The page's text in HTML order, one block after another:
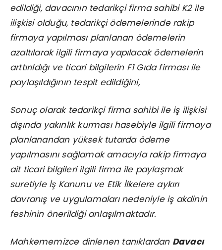
edildiği, davacının tedarikçi firma sahibi K2 ile
ilişkisi olduğu, tedarikçi ödemelerinde rakip
firmaya yapılması planlanan ödemelerin
azaltılarak ilgili firmaya yapılacak ödemelerin
arttırıldığı ve ticari bilgilerin F1 Gıda firması ile
paylaşıldığının tespit edildiğini,
Sonuç olarak tedarikçi firma sahibi ile iş ilişkisi
dışında yakınlık kurması hasebiyle ilgili firmaya
planlanandan yüksek tutarda ödeme
yapılmasını sağlamak amacıyla rakip firmaya
ait ticari bilgileri ilgili firma ile paylaşmak
suretiyle İş Kanunu ve Etik İlkelere aykırı
davranış ve uygulamaları nedeniyle iş akdinin
feshinin önerildiği anlaşılmaktadır.
Mahkememizce dinlenen tanıklardan Davacı